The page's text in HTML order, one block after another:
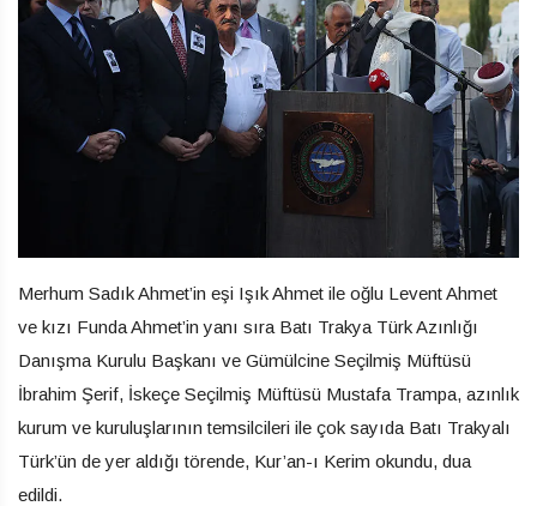
Merhum Sadık Ahmet’in eşi Işık Ahmet ile oğlu Levent Ahmet
ve kızı Funda Ahmet’in yanı sıra Batı Trakya Türk Azınlığı
Danışma Kurulu Başkanı ve Gümülcine Seçilmiş Müftüsü
İbrahim Şerif, İskeçe Seçilmiş Müftüsü Mustafa Trampa, azınlık
kurum ve kuruluşlarının temsilcileri ile çok sayıda Batı Trakyalı
Türk’ün de yer aldığı törende, Kur’an-ı Kerim okundu, dua
edildi.